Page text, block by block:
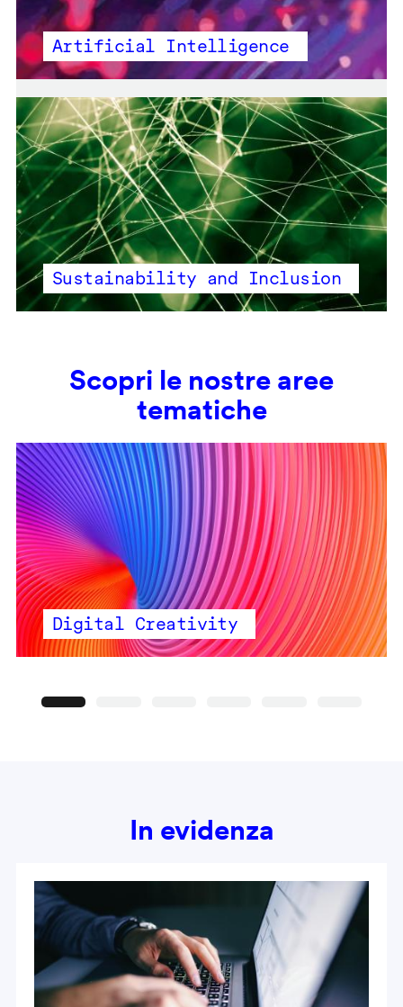
Artificial Intelligence
Sustainability and Inclusion
Scopri le nostre aree
tematiche
Digital Creativity
In evidenza